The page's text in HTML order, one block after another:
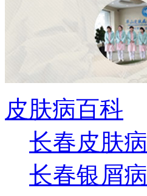
皮肤病百科
长春皮肤病
长春银屑病